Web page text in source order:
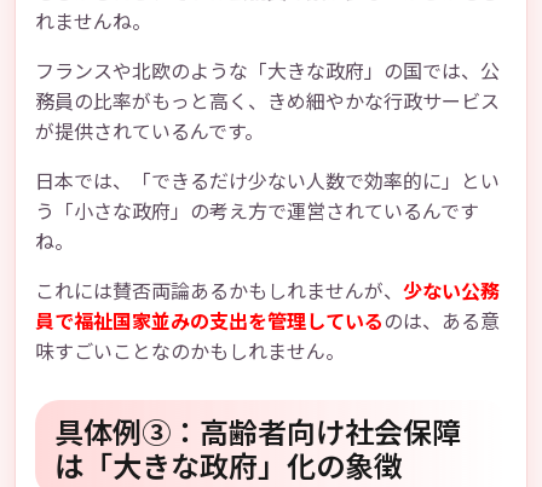
れませんね。
フランスや北欧のような「大きな政府」の国では、公
務員の比率がもっと高く、きめ細やかな行政サービス
が提供されているんです。
日本では、「できるだけ少ない人数で効率的に」とい
う「小さな政府」の考え方で運営されているんです
ね。
これには賛否両論あるかもしれませんが、 少ない公務
員で福祉国家並みの支出を管理しているのは、ある意
味すごいことなのかもしれません。
具体例③：高齢者向け社会保障
は「大きな政府」化の象徴